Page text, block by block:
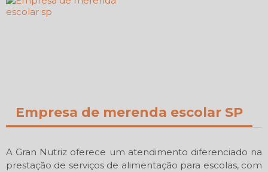
Empresa de merenda escolar SP
A Gran Nutriz oferece um atendimento diferenciado na
prestação de serviços de alimentação para escolas, com